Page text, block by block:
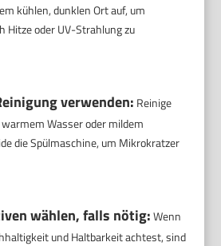
kühlen, dunklen Ort auf, um
Hitze oder UV-Strahlung zu
verwenden: Reinige
Wasser oder mildem
die Spülmaschine, um Mikrokratzer
wählen, falls nötig:Wenn
und Haltbarkeit achtest, sind